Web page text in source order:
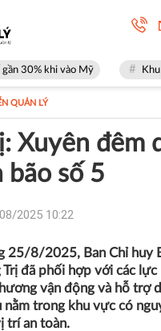
Khu phố thương mại
QUẢN LÝ
Xuyên đêm
bão số 5
2025 10:22
25/8/2025, Ban Chỉ huy
đã phối hợp với các
vận động và hỗ trợ
nằm trong khu vực có
trí an toàn.